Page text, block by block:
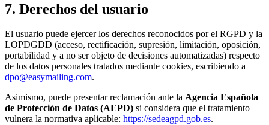
7. Derechos del usuario
El usuario puede ejercer los derechos reconocidos por el RGPD y la
LOPDGDD (acceso, rectificación, supresión, limitación, oposición,
portabilidad y a no ser objeto de decisiones automatizadas) respecto
de los datos personales tratados mediante cookies, escribiendo a
dpo@easymailing.com.
Asimismo, puede presentar reclamación ante la Agencia Española
de Protección de Datos (AEPD) si considera que el tratamiento
vulnera la normativa aplicable: https://sedeagpd.gob.es.